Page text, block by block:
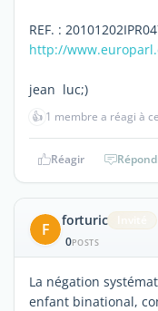
REF. :
http://
jean luc;)
👍 1 membre a réagi à
Réagir
F forturic
0POSTS
La négation
enfant binational,